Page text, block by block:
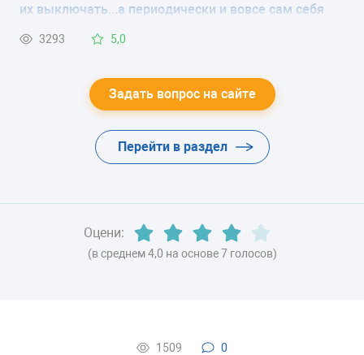
их выключать...а периодически и вовсе сам себя
выключает.
3293 5,0
Задать вопрос на сайте
Перейти в раздел
Оцени:
(в среднем 4,0 на основе 7 голосов)
1509 0